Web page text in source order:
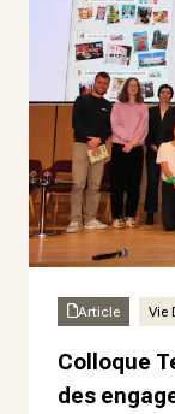
Article Vie
Colloque
des